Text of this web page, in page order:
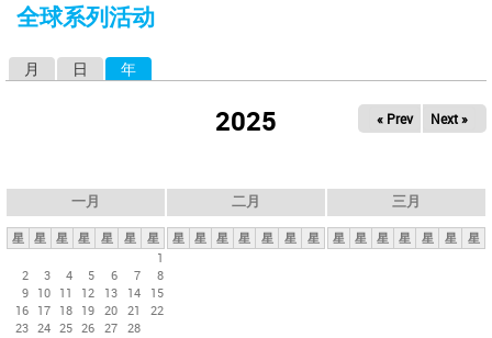
这
全球系列活动
月 日 年
2025 « Prev Next »
一月
星 星 星 星 星 星
星
1
2
3 4 5 6 7
8
9 10 11 12 13 14
15
16 17 18 19 20 21
22
23 24 25 26 27 28
二月
星 星 星 星 星 星 星
三月
星 星 星 星 星 星 星